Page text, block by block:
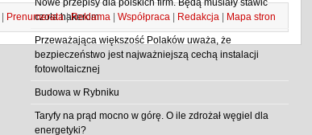
Nowe przepisy dla polskich firm. Będą musiały stawić
czoła hakerom
Przeważająca większość Polaków uważa, że
bezpieczeństwo jest najważniejszą cechą instalacji
fotowoltaicznej
Budowa w Rybniku
Taryfy na prąd mocno w górę. O ile zdrożał węgiel dla
energetyki?
| Prenumerata|Reklama | Współpraca | Redakcja | Mapa stron